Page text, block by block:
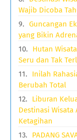
Wajib Dicoba
Guncangan
yang Bikin
Hutan
Seru dan Tak
Inilah
Berubah Total
Liburan
Destinasi Wisata
Ketagihan
PADANG